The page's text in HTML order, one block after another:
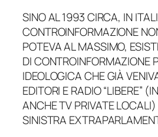
SINO AL 1993 CIRCA, IN
CONTROINFORMAZIONE
POTEVA AL MASSIMO,
DI CONTROINFORMAZIONE
IDEOLOGICA CHE GIÀ
EDITORI E RADIO “LIBERE”
ANCHE TV PRIVATE
SINISTRA